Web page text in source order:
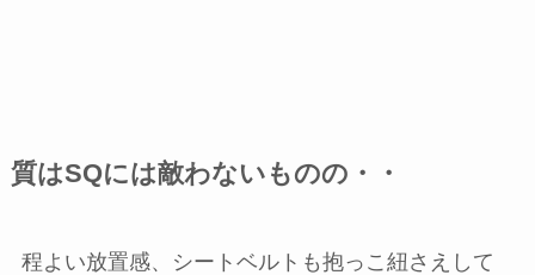
質はSQには敵わないものの・・
程よい放置感、シートベルトも抱っこ紐さえして